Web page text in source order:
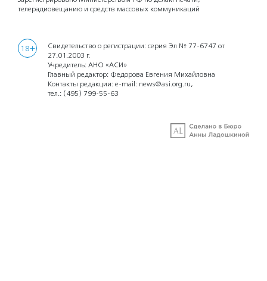
телерадиовещанию и средств массовых коммуникаций
18+
Свидетельство о регистрации: серия Эл № 77-6747 от
27.01.2003 г.
Учредитель: АНО «АСИ»
Главный редактор: Федорова Евгения Михайловна
Контакты редакции: e-mail: news@asi.org.ru,
тел.: (495) 799-55-63